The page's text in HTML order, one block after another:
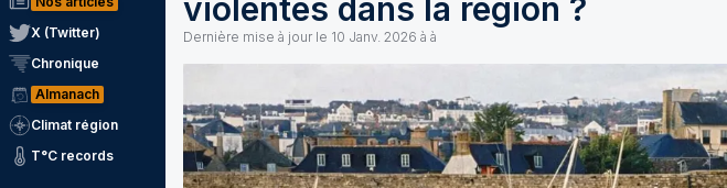
X (Twitter)
Chronique
Almanach
Climat région
T°C records
violentes dans la région ?
Dernière mise à jour le 10 Janv. 2026 à à